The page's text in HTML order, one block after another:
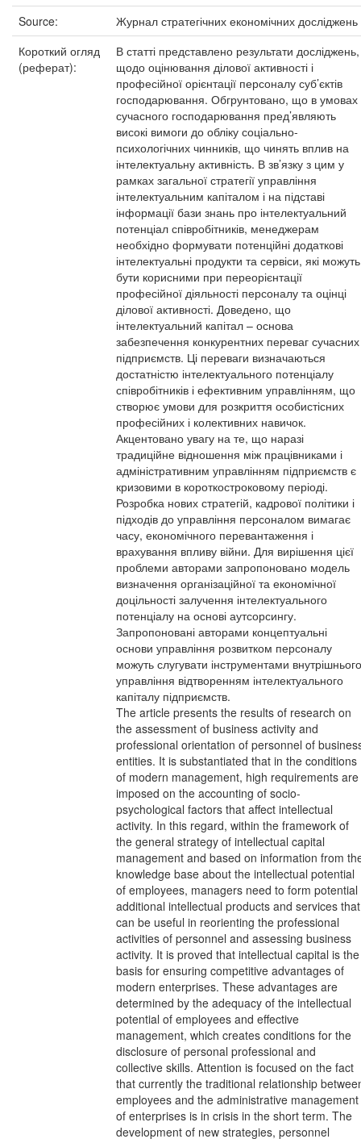
Source:
Журнал стратегічних економічних досліджень
Короткий огляд
(реферат):
В статті представлено результати досліджень,
щодо оцінювання ділової активності і
професійної орієнтації персоналу суб’єктів
господарювання. Обгрунтовано, що в умовах
сучасного господарювання пред’являють
високі вимоги до обліку соціально-
психологічних чинників, що чинять вплив на
інтелектуальну активність. В зв’язку з цим у
рамках загальної стратегії управління
інтелектуальним капіталом і на підставі
інформації бази знань про інтелектуальний
потенціал співробітників, менеджерам
необхідно формувати потенційні додаткові
інтелектуальні продукти та сервіси, які можуть
бути корисними при переорієнтації
професійної діяльності персоналу та оцінці
ділової активності. Доведено, що
інтелектуальний капітал – основа
забезпечення конкурентних переваг сучасних
підприємств. Ці переваги визначаються
достатністю інтелектуального потенціалу
співробітників і ефективним управлінням, що
створює умови для розкриття особистісних
професійних і колективних навичок.
Акцентовано увагу на те, що наразі
традиційне відношення між працівниками і
адміністративним управлінням підприємств є
кризовими в короткостроковому періоді.
Розробка нових стратегій, кадрової політики і
підходів до управління персоналом вимагає
часу, економічного перевантаження і
врахування впливу війни. Для вирішення цієї
проблеми авторами запропоновано модель
визначення організаційної та економічної
доцільності залучення інтелектуального
потенціалу на основі аутсорсингу.
Запропоновані авторами концептуальні
основи управління розвитком персоналу
можуть слугувати інструментами внутрішнього
управління відтворенням інтелектуального
капіталу підприємств.
The article presents the results of research on
the assessment of business activity and
professional orientation of personnel of
entities. It is substantiated that in the conditions
of modern management, high requirements are
imposed on the accounting of socio-
psychological factors that affect intellectual
activity. In this regard, within the framework of
the general strategy of intellectual capital
management and based on information from
knowledge base about the intellectual potential
of employees, managers need to form potential
additional intellectual products and services that
can be useful in reorienting the professional
activities of personnel and assessing business
activity. It is proved that intellectual capital is the
basis for ensuring competitive advantages of
modern enterprises. These advantages are
determined by the adequacy of the intellectual
potential of employees and effective
management, which creates conditions for the
disclosure of personal professional and
collective skills. Attention is focused on the fact
that currently the traditional relationship
employees and the administrative management
of enterprises is in crisis in the short term. The
development of new strategies, personnel